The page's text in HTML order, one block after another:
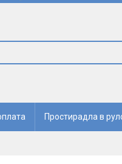
Простирадла в